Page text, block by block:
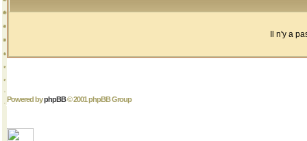
Il n'y a
Powered byphpBB© 2001 phpBB Group